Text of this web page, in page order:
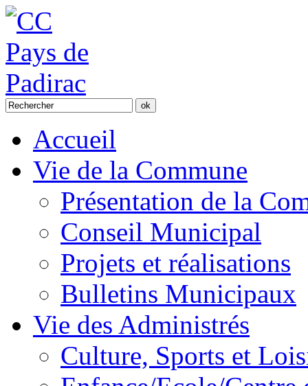
Accueil
Vie de la Commune
Présentation de la
Conseil Municipal
Projets et réalisations
Bulletins Municipaux
Vie des Administrés
Culture, Sports et